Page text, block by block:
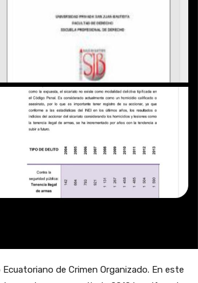
de Crimen Organizado. En este